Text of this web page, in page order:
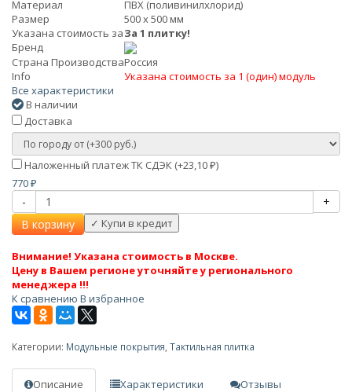
Материал
ПВХ (поливинилхлорид)
Размер
500 х 500 мм
Указана стоимость заЗа 1 плитку!
Бренд
Страна ПроизводстваРоссия
Info
Указана стоимость за 1 (один) модуль
Все характеристики
В наличии
Доставка
Наложенный платеж ТК СДЭК (+23,10 ₽)
770 ₽
-
+
В корзину
Внимание! Указана стоимость в Москве.
Цену в Вашем регионе уточняйте у регионального
менеджера !!!
К сравнению В избранное
Категории: Модульные покрытия Тактильная плитка
Описание Характеристики Отзывы